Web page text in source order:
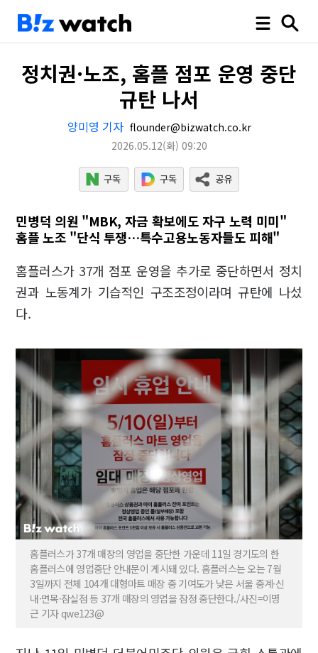
정치권·노조, 홈플 점포 운영 중단
규탄 나서
양미영 기자 flounder@bizwatch.co.kr
2026.05.12(화) 09:20
민병덕 의원 "MBK, 자금 확보에도 자구 노력 미미"
홈플 노조 "단식 투쟁…특수고용노동자들도 피해"
홈플러스가 37개 점포 운영을 추가로 중단하면서 정치
권과 노동계가 기습적인 구조조정이라며 규탄에 나섰
다.
홈플러스가 37개 매장의 영업을 중단한 가운데 11일 경기도의 한
홈플러스에 영업중단 안내문이 게시돼 있다. 홈플러스는 오는 7월
3일까지 전체 104개 대형마트 매장 중 기여도가 낮은 서울 중계·신
내·면목·잠실점 등 37개 매장의 영업을 잠정 중단한다./사진=이명
근 기자 qwe123@